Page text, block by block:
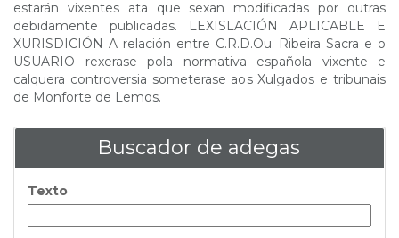
estarán vixentes ata que sexan modificadas por outras
debidamente publicadas. LEXISLACIÓN APLICABLE E
XURISDICIÓN A relación entre C.R.D.Ou. Ribeira Sacra e o
USUARIO rexerase pola normativa española vixente e
calquera controversia someterase aos Xulgados e tribunais
de Monforte de Lemos.
Buscador de adegas
Texto